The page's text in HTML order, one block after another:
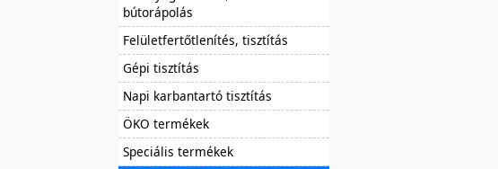
bútorápolás
Felületfertőtlenítés, tisztítás
Gépi tisztítás
Napi karbantartó tisztítás
ÖKO termékek
Speciális termékek